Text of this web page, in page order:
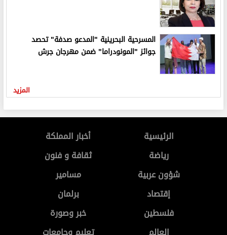
المسرحية البحرينية "المدعو صدفة" تحصد
جوائز "المونودراما" ضمن مهرجان جرش
المزيد
الرئيسية
أخبار المملكة
رياضة
ثقافة و فنون
شؤون عربية
مسامير
إقتصاد
برلمان
فلسطين
خبر وصورة